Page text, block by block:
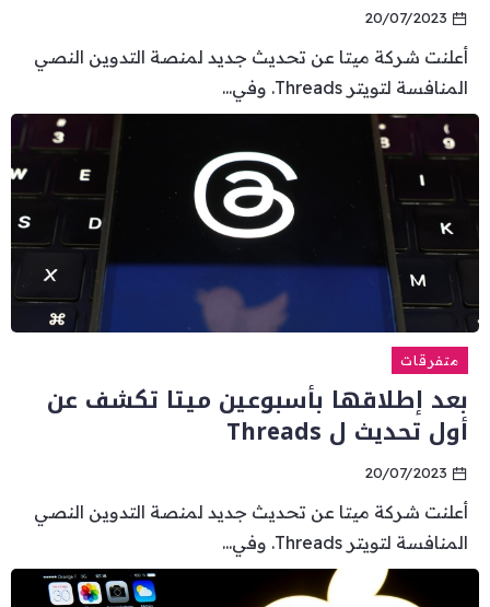
20/07/2023
أعلنت شركة ميتا عن تحديث جديد لمنصة التدوين النصي
المنافسة لتويتر Threads. وفي...
متفرقات
بعد إطلاقها بأسبوعين ميتا تكشف عن
أول تحديث ل Threads
20/07/2023
أعلنت شركة ميتا عن تحديث جديد لمنصة التدوين النصي
المنافسة لتويتر Threads. وفي...